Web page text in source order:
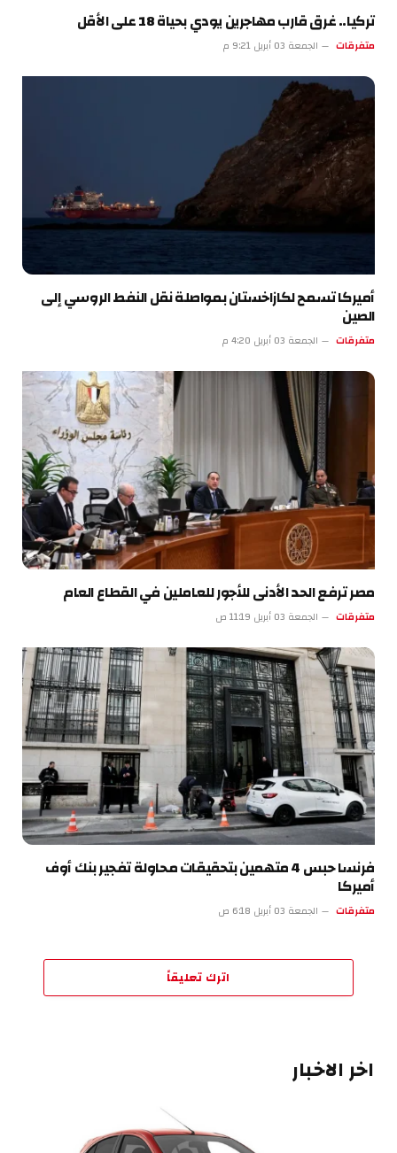
تركيا.. غرق قارب مهاجرين يودي بحياة 18 على الأقل
متفرقات الجمعة 03 أبريل 9:21 م
أميركا تسمح لكازاخستان بمواصلة نقل النفط الروسي إلى
الصين
متفرقات الجمعة 03 أبريل 4:20 م
مصر ترفع الحد الأدنى للأجور للعاملين في القطاع العام
متفرقات الجمعة 03 أبريل 11:19 ص
فرنسا حبس 4 متهمين بتحقيقات محاولة تفجير بنك أوف
أميركا
متفرقات الجمعة 03 أبريل 6:18 ص
اترك تعليقاً
اخر الاخبار